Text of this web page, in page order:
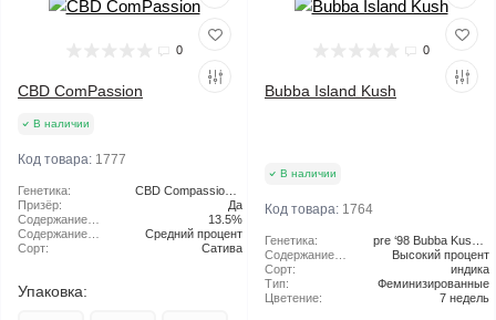
0
CBD ComPassion
В наличии
Код товара: 1777
Генетика:
CBD Compassion X
Daiquiri Lime
Призёр:
Да
Содержание
CBD:
13.5%
Содержание
ТГК:
Средний процент
Сорт:
Сатива
Упаковка:
0
Bubba Island Kush
В наличии
Код товара: 1764
Генетика:
pre ‘98 Bubba Kush X
(Grandaddy Purple x
OG Kush)
Содержание
ТГК:
Высокий процент
Сорт:
индика
Тип:
Феминизированные
Цветение:
7 недель